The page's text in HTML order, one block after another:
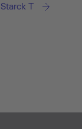
Starck T